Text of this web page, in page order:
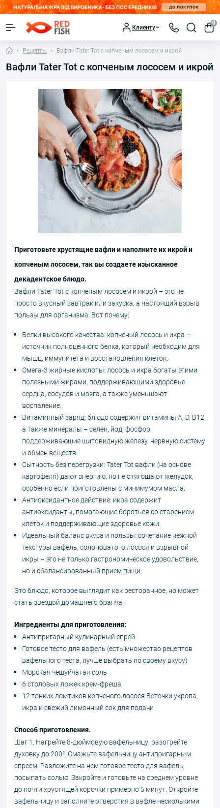
Клиенту
0
Рецепты Вафли Tater Tot с копченым лососем и икрой
Вафли Tater Tot с копченым лососем и икрой
Приготовьте хрустящие вафли и наполните их икрой и
копченым лососем, так вы создаете изысканное
декадентское блюдо.
Вафли Tater Tot с копченым лососем и икрой – это не
просто вкусный завтрак или закуска, а настоящий взрыв
пользы для организма. Вот почему:
Белки высокого качества: копченый лосось и икра —
источник полноценного белка, который необходим для
мышц, иммунитета и восстановления клеток.
Омега-3 жирные кислоты: лосось и икра богаты этими
полезными жирами, поддерживающими здоровье
сердца, сосудов и мозга, а также уменьшают
воспаление.
Витаминный заряд: блюдо содержит витамины A, D, B12,
а также минералы – селен, йод, фосфор,
поддерживающие щитовидную железу, нервную систему
и обмен веществ.
Сытность без перегрузки: Tater Tot вафли (на основе
картофеля) дают энергию, но не отягощают желудок,
особенно если приготовлены с минимумом масла.
Антиоксидантное действие: икра содержит
антиоксиданты, помогающие бороться со старением
клеток и поддерживающие здоровье кожи.
Идеальный баланс вкуса и пользы: сочетание нежной
текстуры вафель, солоноватого лосося и взрывной
икры – это не только гастрономическое удовольствие,
но и сбалансированный прием пищи.
Это блюдо, которое выглядит как ресторанное, но может
стать звездой домашнего бранча.
Ингредиенты для приготовления:
Антипригарный кулинарный спрей
Готовое тесто для вафель (есть множество рецептов
вафельного теста, лучше выбрать по своему вкусу)
Морская чешуйчатая соль
6 столовых ложек крем-фреша
12 тонких ломтиков копченого лосося Веточки укропа,
икра и свежий лимонный сок для подачи
Способ приготовления.
Шаг 1. Нагрейте 8-дюймовую вафельницу; разогрейте
духовку до 200°. Смажьте вафельницу антипригарным
спреем. Разложите на нем готовое тесто для вафель;
посыпать солью. Закройте и готовьте на среднем уровне
до почти хрустящей корочки примерно 5 минут. Откройте
вафельницу и заполните отверстия в вафле несколькими